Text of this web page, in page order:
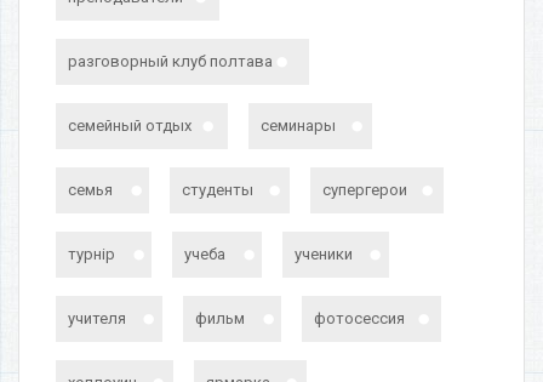
разговорный клуб полтава
семейный отдых семинары
семья студенты супергерои
турнір учеба ученики
учителя фильм фотосессия